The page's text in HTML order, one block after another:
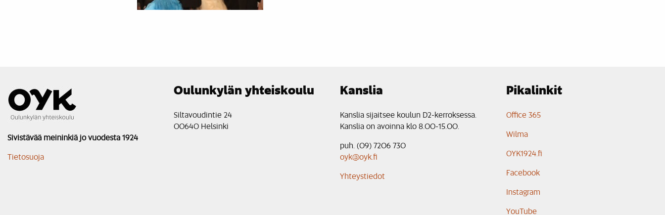
Sivistävää meininkiä jo vuodesta 1924
Tietosuoja
Oulunkylän yhteiskoulu
Siltavoudintie 24
00640 Helsinki
Kanslia
Kanslia sijaitsee koulun D2-kerroksessa.
Kanslia on avoinna klo 8.00-15.00.
puh. (09) 7206 730
oyk@oyk.fi
Yhteystiedot
Pikalinkit
Office 365
Wilma
OYK1924.fi
Facebook
Instagram
YouTube